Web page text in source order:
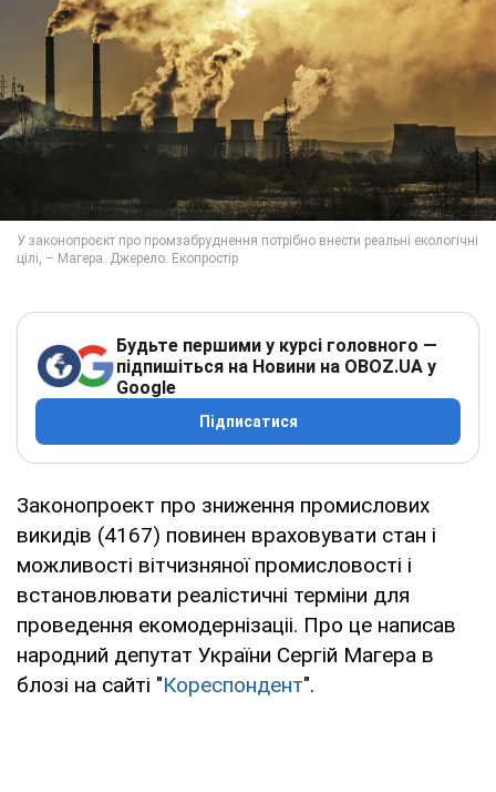
Будьте першими у курсі головного —
підпишіться на Новини на OBOZ.UA у
Google
Підписатися
Законопроект про зниження промислових
викидів (4167) повинен враховувати стан і
можливості вітчизняної промисловості і
встановлювати реалістичні терміни для
проведення екомодернізаціі. Про це написав
народний депутат України Сергій Магера в
блозі на сайті "Кореспондент".